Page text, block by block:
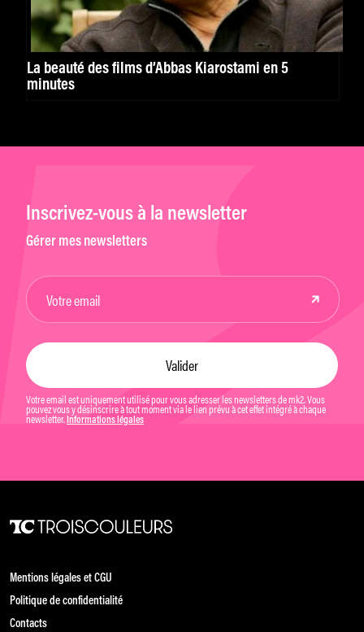
La beauté des films d’Abbas Kiarostami en 5
minutes
Inscrivez-vous à la newsletter
Gérer mes newsletters
Votre email est uniquement utilisé pour vous adresser les newsletters de mk2. Vous
pouvez vous y désinscrire à tout moment via le lien prévu à cet effet intégré à chaque
newsletter. Informations légales
Mentions légales et CGU
Politique de confidentialité
Contacts